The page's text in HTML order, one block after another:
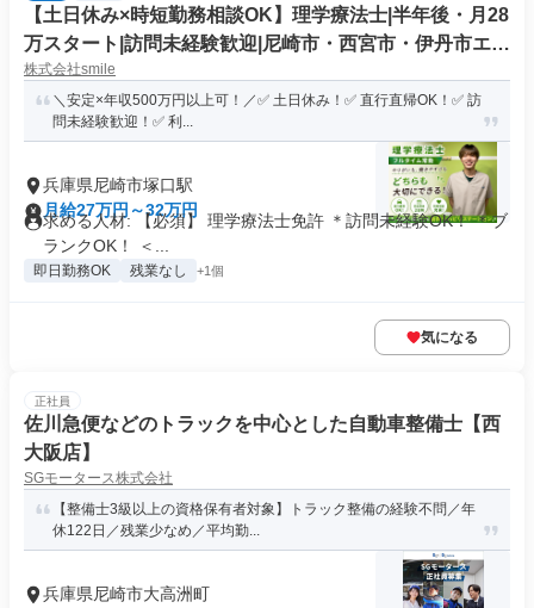
【土日休み×時短勤務相談OK】理学療法士|半年後・月28
万スタート|訪問未経験歓迎|尼崎市・西宮市・伊丹市エリ
ア中心
株式会社smile
＼安定×年収500万円以上可！／✅ 土日休み！✅ 直行直帰OK！✅ 訪
問未経験歓迎！✅ 利...
兵庫県尼崎市塚口駅
月給27万円～32万円
求める人材: 【必須】 理学療法士免許 ＊訪問未経験OK！ ＊ブ
ランクOK！ ＜...
即日勤務OK 残業なし +1個
気になる
正社員
佐川急便などのトラックを中心とした自動車整備士【西
大阪店】
SGモータース株式会社
【整備士3級以上の資格保有者対象】トラック整備の経験不問／年
休122日／残業少なめ／平均勤...
兵庫県尼崎市大高洲町